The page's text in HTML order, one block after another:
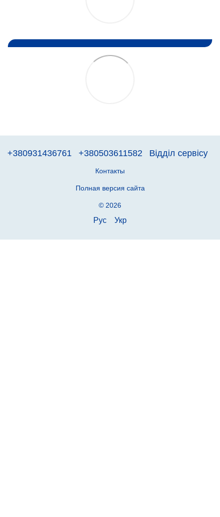
+380931436761 +380503611582 Відділ сервісу
Контакты
Полная версия сайта
© 2026
Рус Укр